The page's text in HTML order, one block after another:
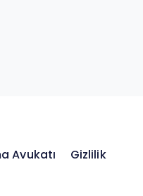
Avukatı
Gizlilik